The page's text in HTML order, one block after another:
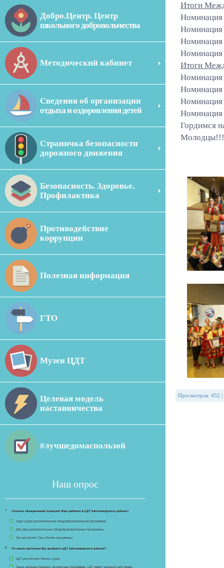
Добро.Центр. Центр
школьного добровольчества
Методический кабинет
Сведения об организации
отдыха и оздоровления детей
Страничка безопасности
дорожного движения
Безопасность. Здоровье.
Профилактика
Противодействие
коррупции
Полезная информация
ГТО
Музеи ЦДТ
Целевая модель
наставничества
#лучшедомаспользой
Наш опрос
Итоги
Номинация
Номинация
Номинация
Номинация
Итоги
Номинация
Номинация
Номинация
Номинация
Гордимся
Молодцы!!!
Просмотров: 452